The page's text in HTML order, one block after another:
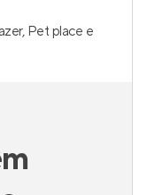
Pet place e